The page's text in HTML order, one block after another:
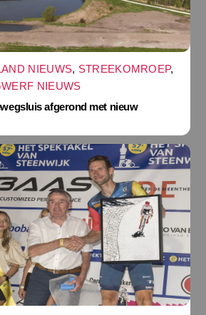
NIEUWS, STREEKOMROEP,
NIEUWS
afgerond met nieuw